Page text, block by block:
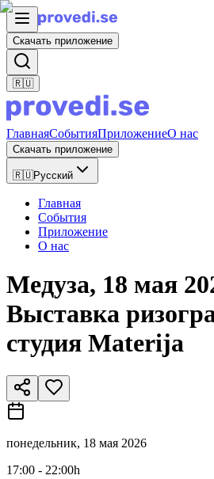
Скачать приложение
🇷🇺
ГлавнаяСобытияПриложениеО нас
Скачать приложение
🇷🇺Русский
Главная
События
Приложение
О нас
Медуза, 18 мая
Выставка
студия Materija
понедельник, 18 мая 2026
17:00 - 22:00h